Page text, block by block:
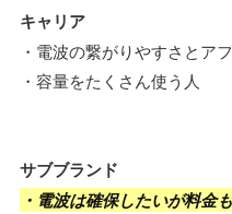
キャリア
・電波の繋がりやすさとア
・容量をたくさん使う人
サブブランド
・電波は確保したいが料金